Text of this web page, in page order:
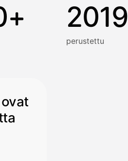
2019
perustettu